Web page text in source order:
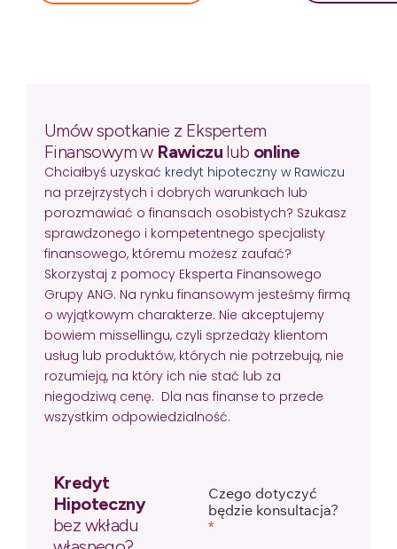
Umów spotkanie z Ekspertem
Finansowym wRawiczu lub online
Chciałbyś uzyskać kredyt hipoteczny w Rawiczu
na przejrzystych i dobrych warunkach lub
porozmawiać o finansach osobistych? Szukasz
sprawdzonego i kompetentnego specjalisty
finansowego, któremu możesz zaufać?
Skorzystaj z pomocy Eksperta Finansowego
Grupy ANG. Na rynku finansowym jesteśmy firmą
o wyjątkowym charakterze. Nie akceptujemy
bowiem missellingu, czyli sprzedaży klientom
usług lub produktów, których nie potrzebują, nie
rozumieją, na który ich nie stać lub za
niegodziwą cenę. Dla nas finanse to przede
wszystkim odpowiedzialność.
Kredyt
Hipoteczny
bez wkładu
Czego dotyczyć
będzie konsultacja?
*